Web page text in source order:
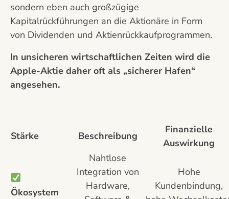
sondern eben auch großzügige
Kapitalrückführungen an die Aktionäre in Form
von Dividenden und Aktienrückkaufprogrammen.
In unsicheren wirtschaftlichen Zeiten wird die
Apple-Aktie daher oft als „sicherer Hafen“
angesehen.
Stärke Beschreibung
Finanzielle
Auswirkung
Ökosystem
Nahtlose
Integration von
Hardware,
Hohe
Kundenbindung,